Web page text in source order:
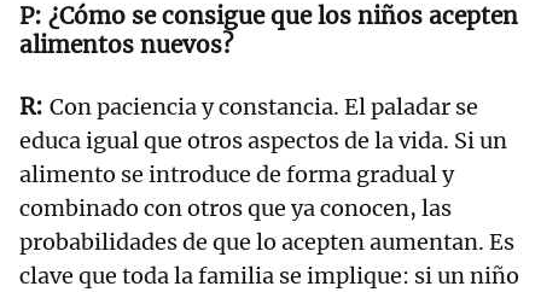
¿Cómo se consigue que los niños acepten
alimentos nuevos?
Con paciencia y constancia. El paladar se
educa igual que otros aspectos de la vida. Si un
alimento se introduce de forma gradual y
combinado con otros que ya conocen, las
probabilidades de que lo acepten aumentan. Es
clave que toda la familia se implique: si un niño